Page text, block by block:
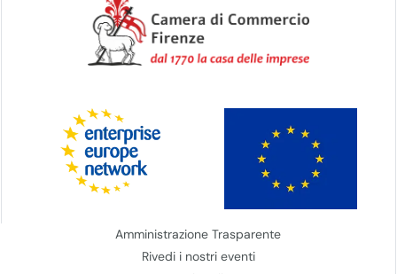
Amministrazione Trasparente
Rivedi i nostri eventi